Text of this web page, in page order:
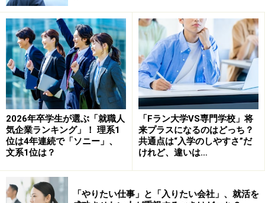
2026年卒学生が選ぶ「就職人
気企業ランキング」！ 理系1
位は4年連続で「ソニー」、
文系1位は？
「Fラン大学VS専門学校」将
来プラスになるのはどっち？
共通点は“入学のしやすさ”だ
けれど、違いは…
「やりたい仕事」と「入りたい会社」、就活を